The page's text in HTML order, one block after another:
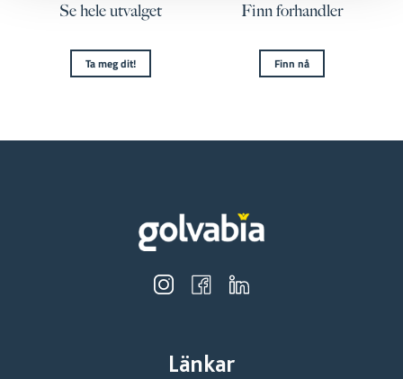
Se hele utvalget
Ta meg dit!
Finn forhandler
Finn nå
Länkar